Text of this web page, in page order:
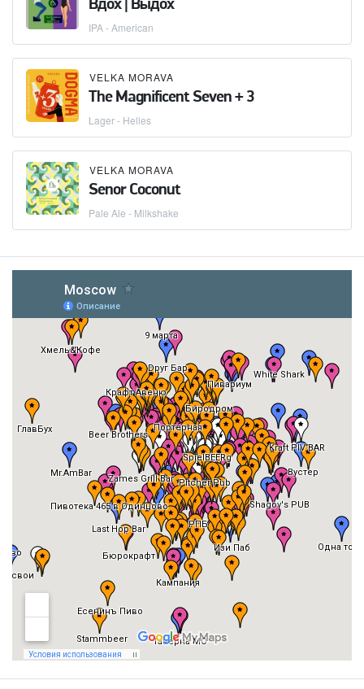
Вдох | Выдох
IPA - American
VELKA MORAVA
The Magnificent Seven + 3
Lager - Helles
VELKA MORAVA
Senor Coconut
Pale Ale - Milkshake